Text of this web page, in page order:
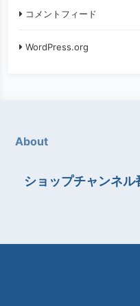
コメントフィード
WordPress.org
About
ショップチャンネ